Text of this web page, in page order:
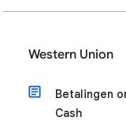
Western Union
Betalingen
Cash